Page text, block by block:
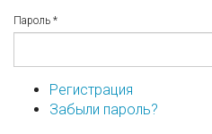
Пароль *
Регистрация
Забыли пароль?